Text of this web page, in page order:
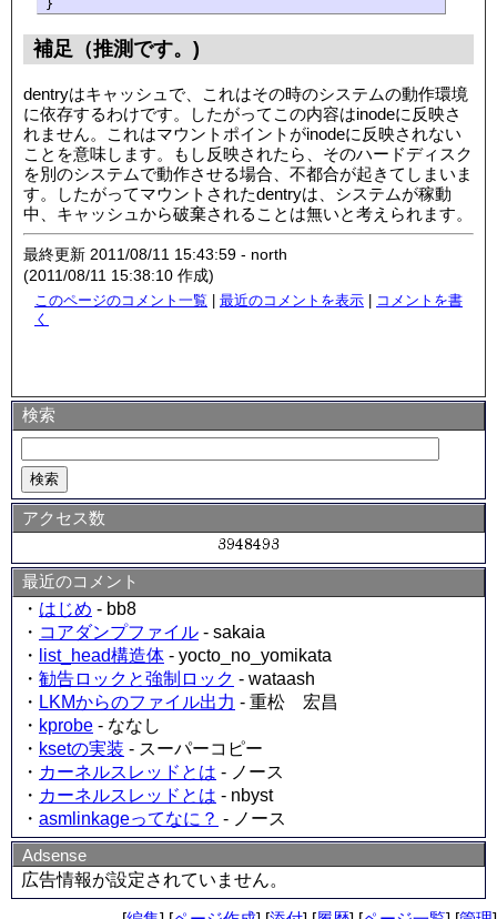
補足（推測です。)
dentryはキャッシュで、これはその時のシステムの動作環境
に依存するわけです。したがってこの内容はinodeに反映さ
れません。これはマウントポイントがinodeに反映されない
ことを意味します。もし反映されたら、そのハードディスク
を別のシステムで動作させる場合、不都合が起きてしまいま
す。したがってマウントされたdentryは、システムが稼動
中、キャッシュから破棄されることは無いと考えられます。
最終更新 2011/08/11 15:43:59 - north
(2011/08/11 15:38:10 作成)
このページのコメント一覧 最近のコメントを表示
コメントを書
く
検索
アクセス数
最近のコメント
・ はじめ - bb8
・ コアダンプファイル - sakaia
・
list_head構造体 - yocto_no_yomikata
・ 勧告ロックと強制ロック - wataash
・ LKMからのファイル出力 - 重松 宏昌
・ kprobe - ななし
・ ksetの実装 - スーパーコピー
・ カーネルスレッドとは - ノース
・ カーネルスレッドとは - nbyst
・ asmlinkageってなに？ - ノース
Adsense
広告情報が設定されていません。